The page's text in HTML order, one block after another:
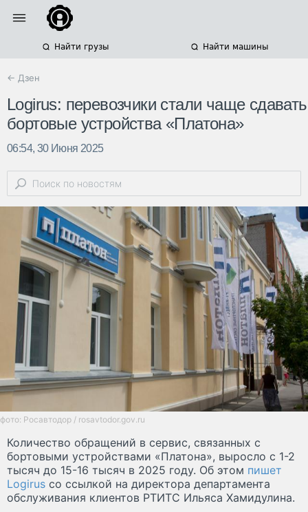
Найти грузы Найти машины
← Дзен
Logirus: перевозчики стали чаще сдавать
бортовые устройства «Платона»
06:54, 30 Июня 2025
фото: Росавтодор / rosavtodor.gov.ru
Количество обращений в сервис, связанных с
бортовыми устройствами «Платона», выросло с 1-2
тысяч до 15-16 тысяч в 2025 году. Об этом пишет
Logirus со ссылкой на директора департамента
обслуживания клиентов РТИТС Ильяса Хамидулина.